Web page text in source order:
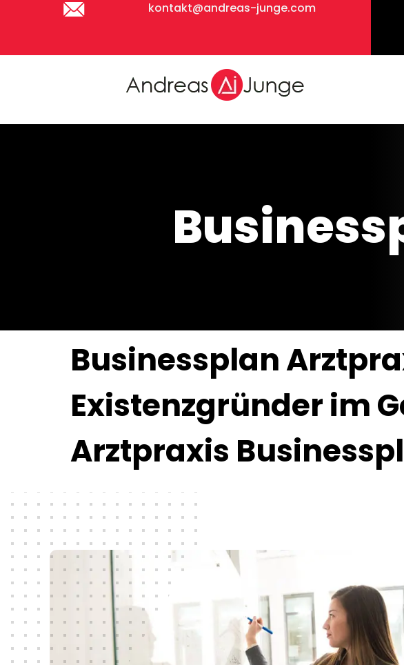
kontakt@andreas-junge.com
Businessplan
Existenzgründer im
Arztpraxis